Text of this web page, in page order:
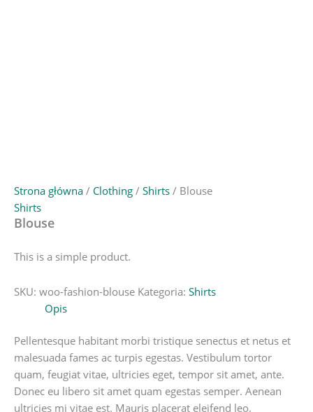
Strona główna / Clothing / Shirts / Blouse
Shirts
Blouse
This is a simple product.
SKU: woo-fashion-blouse Kategoria: Shirts
Opis
Pellentesque habitant morbi tristique senectus et netus et
malesuada fames ac turpis egestas. Vestibulum tortor
quam, feugiat vitae, ultricies eget, tempor sit amet, ante.
Donec eu libero sit amet quam egestas semper. Aenean
ultricies mi vitae est. Mauris placerat eleifend leo.